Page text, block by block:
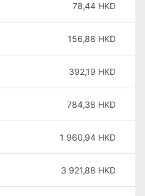
78,44 HKD
156,88 HKD
392,19 HKD
784,38 HKD
1 960,94 HKD
3 921,88 HKD